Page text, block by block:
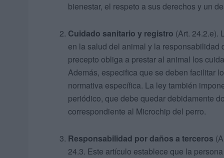
bienestar, el respeto a sus derechos y un
Cuidado sanitario y registro (Art. 24.2.e).
en la salud del animal y la
precepto obliga a prestar al animal los
Además, especifica que se deben facilitar
normativa específica. La ley también
periódico, que debe quedar debidamente
correspondiente al Microchip del perro.
Responsabilidad por daños a terceros
24.3. Este artículo establece que la